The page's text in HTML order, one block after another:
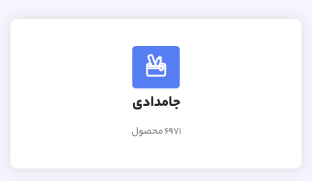
جامدادی
6971 محصول